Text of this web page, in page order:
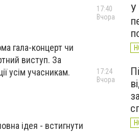
гала-концерт чи
виступ. За
усім учасникам.
ідея - встигнути
У
17:40
Вчора
17:24
Вчора